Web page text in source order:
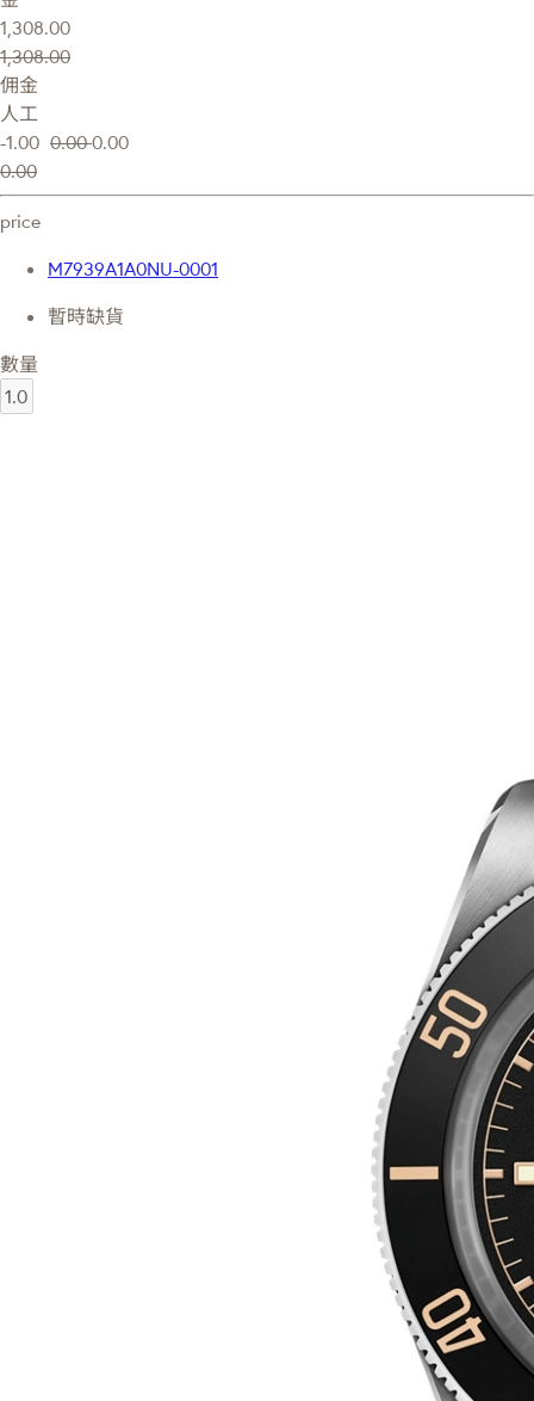
1,308.00
1,308.00
佣金
人工
-1.00 0.000.00
0.00
price
M7939A1A0NU-0001
暫時缺貨
數量